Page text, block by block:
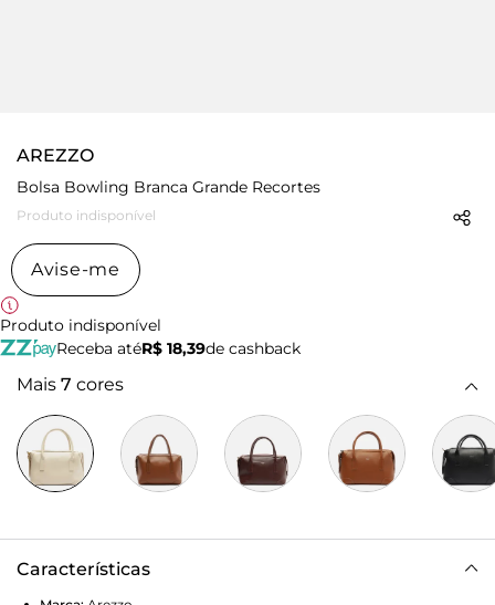
AREZZO
Bolsa Bowling Branca Grande Recortes
Produto indisponível
Avise-me
Produto indisponível
Receba atéR$ 18,39de cashback
Mais 7 cores
Características